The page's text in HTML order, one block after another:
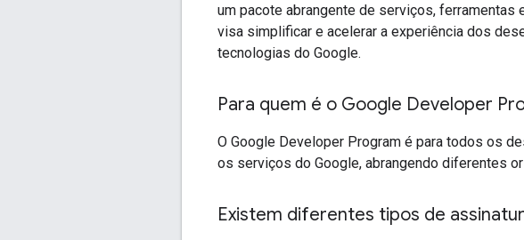
um pacote abrangente de serviços, ferramentas
visa simplificar e acelerar a experiência dos
tecnologias do Google.
Para quem é o Google Developer
O Google Developer Program é para todos os
os serviços do Google, abrangendo diferentes
Existem diferentes tipos de